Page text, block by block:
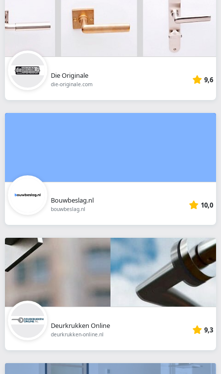
Die Originale
die-originale.com 9,6
Bouwbeslag.nl
bouwbeslag.nl 10,0
Deurkrukken Online
deurkrukken-online.nl 9,3